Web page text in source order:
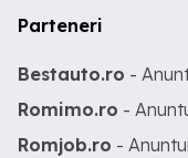
Parteneri
Bestauto.ro -
Romimo.ro -
Romjob.ro -